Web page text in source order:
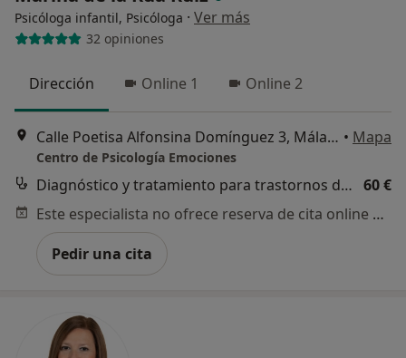
Psicóloga infantil, Psicóloga · Ver más
32 opiniones
Dirección Online 1 Online 2
Calle Poetisa Alfonsina Domínguez 3, Málaga • Mapa
Centro de Psicología Emociones
Diagnóstico y tratamiento para trastornos de ansiedad 60 €
Este especialista no ofrece reserva de cita online en esta dirección.
Pedir una cita